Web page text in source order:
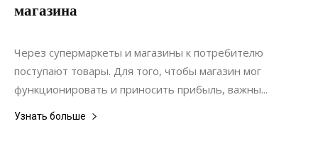
магазина
07.12.2019
Через супермаркеты и магазины к потребителю
поступают товары. Для того, чтобы магазин мог
функционировать и приносить прибыль, важны...
Узнать больше